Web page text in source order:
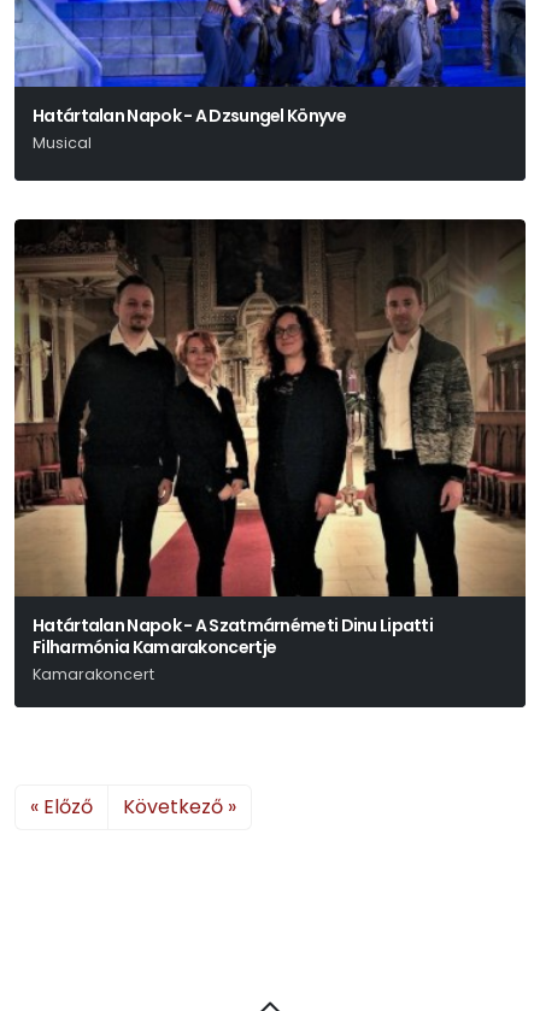
Határtalan Napok - A Dzsungel Könyve
Musical
Határtalan Napok - A Szatmárnémeti Dinu Lipatti
Filharmónia Kamarakoncertje
Kamarakoncert
« Előző Következő »